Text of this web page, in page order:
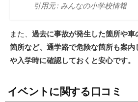
引用元 : みんなの小学校情報
また、 過去に事故が発生した箇所や
箇所など、通学路で危険な箇所も案
や入学時に確認しておくと安心です。
イベントに関する口コミ